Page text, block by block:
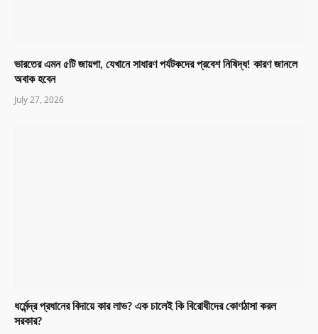
ভারতের এমন ৫টি জায়গা, যেখানে সাধারণ পর্যটকদের প্রবেশ নিষিদ্ধ! কারণ জানলে
অবাক হবেন
July 27, 2026
ধর্মেন্দ্র প্রধানের বিদায়ে কার লাভ? এক চালেই কি বিরোধীদের কোণঠাসা করল
সরকার?